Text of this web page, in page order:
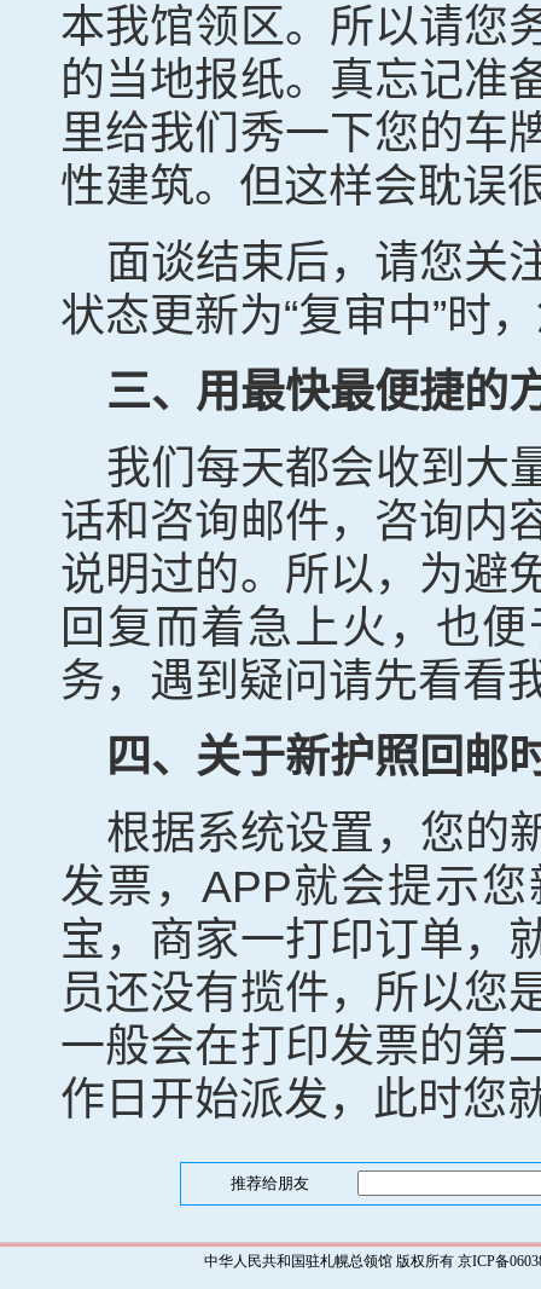
本我馆领区。所以请您
的当地报纸。真忘记准
里给我们秀一下您的车
性建筑。但这样会耽误
面谈结束后，请您关
状态更新为“复审中”时
三、用最快最便捷的
我们每天都会收到大
话和咨询邮件， 咨询内
说明过的。所以，为避
回复而着急上火，也
务，遇到疑问请先看看
四、关于新护照回邮
根据系统设置，您的
发票， APP就会提示
宝，商家一打印订单，
员还没有揽件，所以您
一般会在打印发票的第
作日开始派发，此时
推荐给朋友
中华人民共和国驻札幌总领馆 版权所有 京ICP备